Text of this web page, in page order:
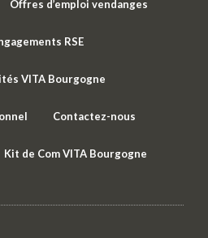
Offres d’emploi vendanges
RSE
VITA Bourgogne
Contactez-nous
Kit de Com VITA Bourgogne